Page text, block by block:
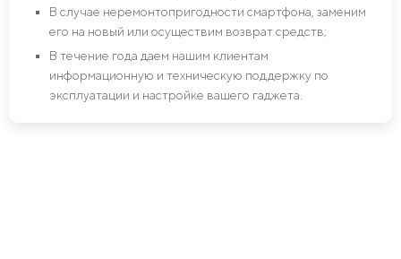
В случае неремонтопригодности смартфона, заменим
его на новый или осуществим возврат средств;
В течение года даем нашим клиентам
информационную и техническую поддержку по
эксплуатации и настройке вашего гаджета.